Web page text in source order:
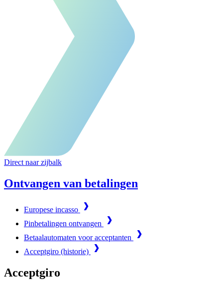
Direct naar zijbalk
Ontvangen van betalingen
Europese incasso
Pinbetalingen ontvangen
Betaalautomaten voor acceptanten
Acceptgiro (historie)
Acceptgiro